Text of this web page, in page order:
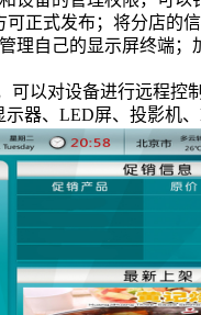
正式发布；将分店的
理自己的显示屏终端
可以对设备进行远程
器、LED屏、投影机